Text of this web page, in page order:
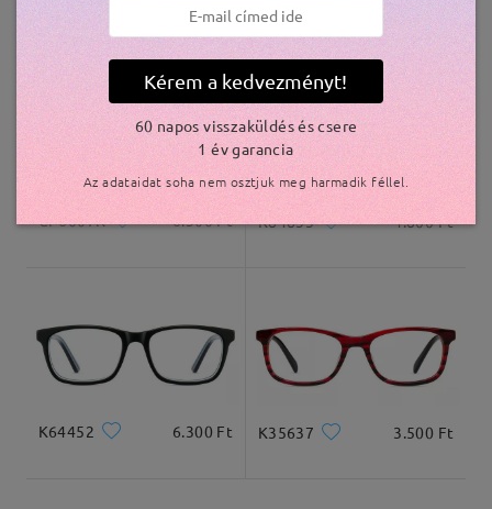
szállítási idő
5-7 munkanap
részletek
Kiszállítva
Hasonló keretek
CP6007K 6.300 Ft K84835 4.800 Ft
K64452 6.300 Ft K35637 3.500 Ft
Kérem a kedvezményt!
60 napos visszaküldés és csere
1 év garancia
Az adataidat soha nem osztjuk meg harmadik féllel.